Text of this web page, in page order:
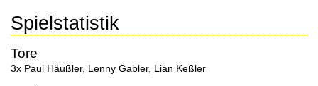
Spielstatistik
Tore
3x Paul Häußler, Lenny Gabler, Lian Keßler